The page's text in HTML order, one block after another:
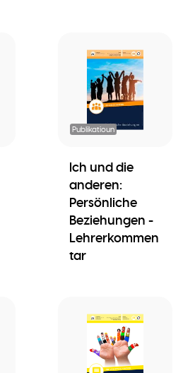
Publikatioun
Ich und die
anderen:
Persönliche
Beziehungen -
Lehrerkommen
tar